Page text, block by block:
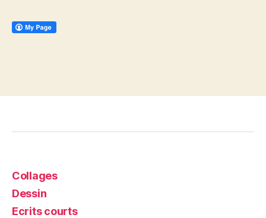
Collages
Dessin
Ecrits courts